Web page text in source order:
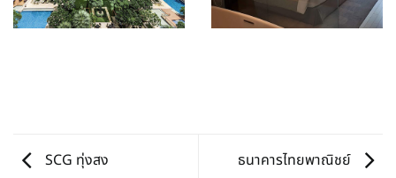
SCG ทุ่งสง ธนาคารไทยพาณิชย์